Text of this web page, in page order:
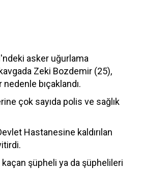
asker uğurlama
Zeki Bozdemir (25),
bıçaklandı.
çok sayıda polis ve sağlık
Hastanesine kaldırılan
kaçan şüpheli ya da şüphelileri